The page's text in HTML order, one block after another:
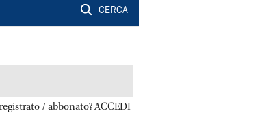
CERCA
/ abbonato? ACCEDI